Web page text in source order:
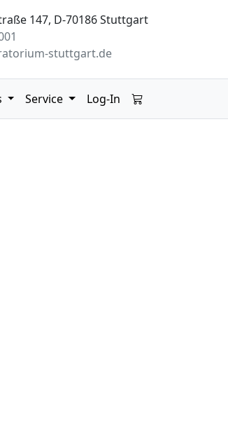
147, D-70186 Stuttgart
stuttgart.de
Service Log-In